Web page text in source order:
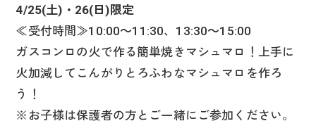
4/25(土)・26(日)限定
≪受付時間≫10:00～11:30、13:30～15:00
ガスコンロの火で作る簡単焼きマシュマロ！上手に
火加減してこんがりとろふわなマシュマロを作ろ
う！
※お子様は保護者の方とご一緒にご参加ください。